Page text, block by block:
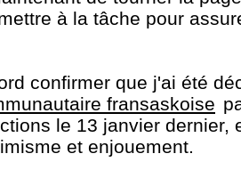
à la tâche pour
confirmer que j'ai été
fransaskoise
le 13 janvier dernier,
et enjouement.